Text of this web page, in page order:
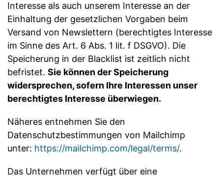
Interesse als auch unserem Interesse an der
Einhaltung der gesetzlichen Vorgaben beim
Versand von Newslettern (berechtigtes Interesse
im Sinne des Art. 6 Abs. 1 lit. f DSGVO). Die
Speicherung in der Blacklist ist zeitlich nicht
befristet. Sie können der Speicherung
widersprechen, sofern Ihre Interessen unser
berechtigtes Interesse überwiegen.
Näheres entnehmen Sie den
Datenschutzbestimmungen von Mailchimp
unter: https://mailchimp.com/legal/terms/.
Das Unternehmen verfügt über eine